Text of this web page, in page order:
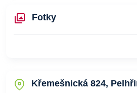
Fotky
Křemešnická 824,